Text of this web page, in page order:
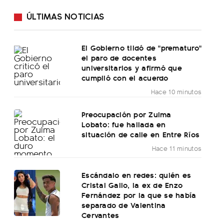
ÚLTIMAS NOTICIAS
El Gobierno tildó de "prematuro"
el paro de docentes
universitarios y afirmó que
cumplió con el acuerdo
Hace 10 minutos
Preocupación por Zulma
Lobato: fue hallada en
situación de calle en Entre Ríos
Hace 11 minutos
Escándalo en redes: quién es
Cristal Gallo, la ex de Enzo
Fernández por la que se había
separado de Valentina
Cervantes